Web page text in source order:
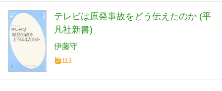
テレビは原発事故をどう伝えたのか (平
凡社新書)
伊藤守
113